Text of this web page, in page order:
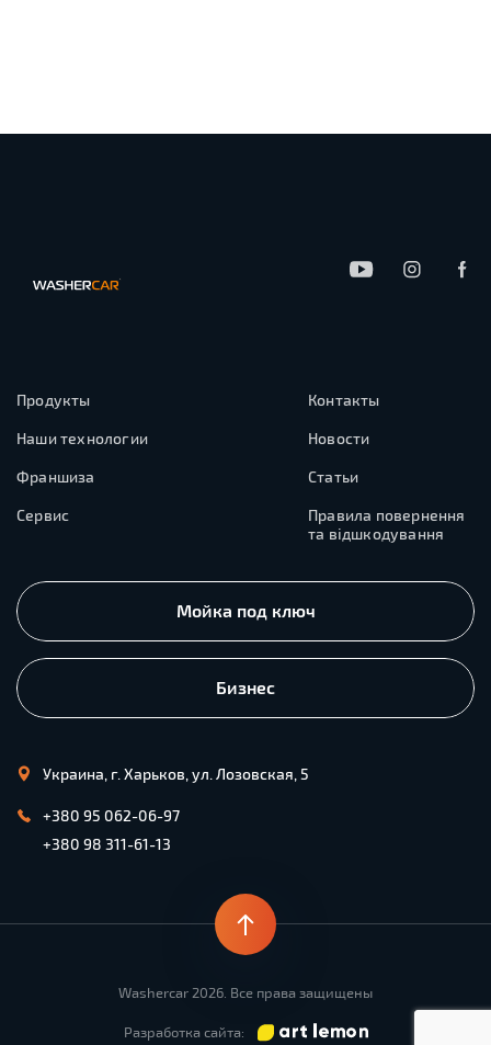
Продукты Контакты
Наши технологии Новости
Франшиза Статьи
Сервис
Правила повернення
та відшкодування
Мойка под ключ
Бизнес
Украина, г. Харьков, ул. Лозовская, 5
+380 95 062-06-97
+380 98 311-61-13
Washercar 2026. Все права защищены
Разработка сайта: